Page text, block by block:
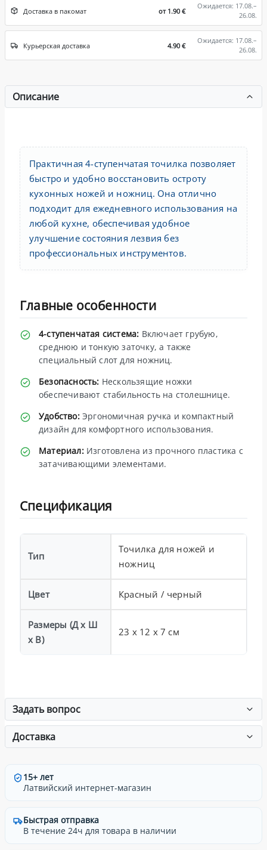
Доставка в пакомат от 1.90 €
Ожидается: 17.08.–
26.08.
Курьерская доставка 4.90 €
Ожидается: 17.08.–
26.08.
Описание
Практичная 4-ступенчатая точилка позволяет
быстро и удобно восстановить остроту
кухонных ножей и ножниц. Она отлично
подходит для ежедневного использования на
любой кухне, обеспечивая удобное
улучшение состояния лезвия без
профессиональных инструментов.
Главные особенности
4-ступенчатая система: Включает грубую,
среднюю и тонкую заточку, а также
специальный слот для ножниц.
Безопасность: Нескользящие ножки
обеспечивают стабильность на столешнице.
Удобство:Эргономичная ручка и компактный
дизайн для комфортного использования.
Материал:Изготовлена из прочного пластика с
затачивающими элементами.
Спецификация
Тип
Точилка для ножей и
ножниц
Цвет Красный / черный
Размеры (Д х Ш
х В)
23 x 12 x 7 см
Задать вопрос
Доставка
15+ лет
Латвийский интернет-магазин
Быстрая отправка
В течение 24ч для товара в наличии